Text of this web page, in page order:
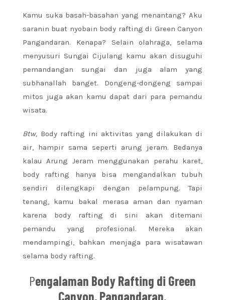
Kamu suka basah-basahan yang menantang? Aku
saranin buat nyobain body rafting di Green Canyon
Pangandaran. Kenapa? Selain olahraga, selama
menyusuri Sungai Cijulang kamu akan disuguhi
pemandangan sungai dan juga alam yang
subhanallah banget. Dongeng-dongeng sampai
mitos juga akan kamu dapat dari para pemandu
wisata.
Btw, Body rafting ini aktivitas yang dilakukan di
air, hampir sama seperti arung jeram. Bedanya
kalau Arung Jeram menggunakan perahu karet,
body rafting hanya bisa mengandalkan tubuh
sendiri dilengkapi dengan pelampung. Tapi
tenang, kamu bakal merasa aman dan nyaman
karena body rafting di sini akan ditemani
pemandu yang profesional. Mereka akan
mendampingi, bahkan menjaga para wisatawan
selama body rafting.
Pengalaman Body Rafting di Green
Canyon, Pangandaran.